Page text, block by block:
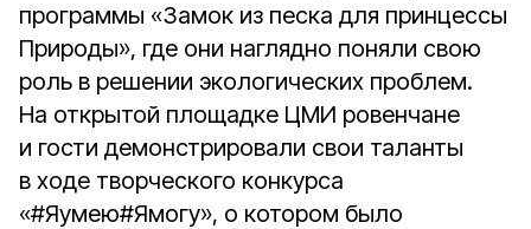
программы «Замок из песка для принцессы
Природы», где они наглядно поняли свою
роль в решении экологических проблем.
На открытой площадке ЦМИ ровенчане
и гости демонстрировали свои таланты
в ходе творческого конкурса
«#Яумею#Ямогу», о котором было